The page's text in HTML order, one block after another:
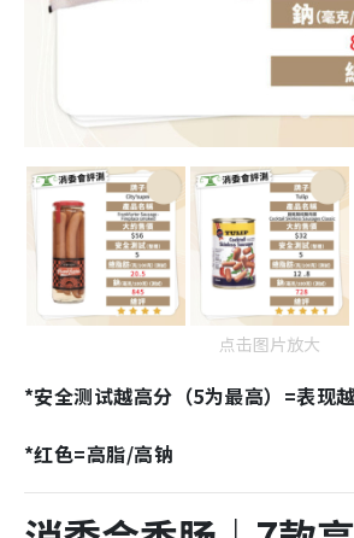
点击图片放大
*安全测试越高分（5为最高）=表现
*红色=高脂/高钠